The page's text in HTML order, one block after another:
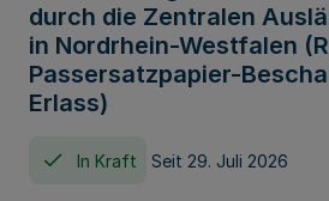
durch die Zentralen
in Nordrhein-Westfalen
Passersatzpapier-
Erlass)
In Kraft Seit 29. Juli 2026